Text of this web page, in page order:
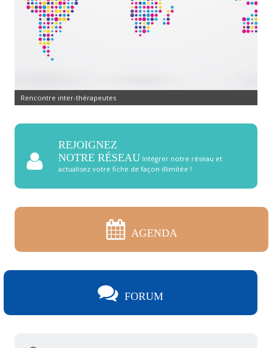
Rencontre inter-thérapeutes
REJOIGNEZ
NOTRE RÉSEAU Intégrer notre réseau et
actualisez votre fiche de façon illimitée !
AGENDA
FORUM